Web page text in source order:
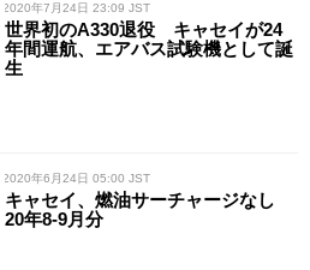
/ 2020年7月24日 23:09 JST
世界初のA330退役 キャセイが24
年間運航、エアバス試験機として誕
生
/ 2020年6月24日 05:00 JST
キャセイ、燃油サーチャージなし
20年8-9月分